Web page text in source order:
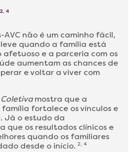
4
AVC não é um caminho fácil,
quando a família está
afetuoso e a parceria com os
aumentam as chances de
e voltar a viver com
mostra que a
fortalece os vínculos e
Já o estudo da
que os resultados clínicos e
quando os familiares
desde o início. 2, 4